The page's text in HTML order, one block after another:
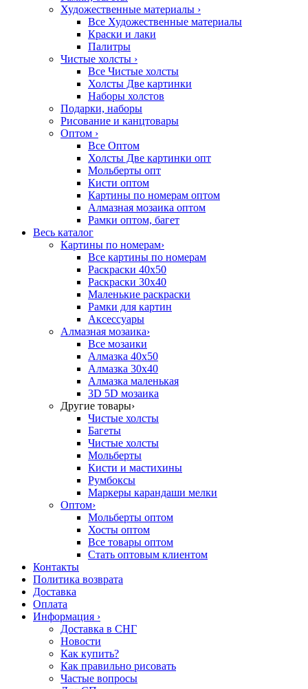
Художественные материалы ›
Все Художественные материалы
Краски и лаки
Палитры
Чистые холсты ›
Все Чистые холсты
Холсты Две картинки
Наборы холстов
Подарки, наборы
Рисование и канцтовары
Оптом ›
Все Оптом
Холсты Две картинки опт
Мольберты опт
Кисти оптом
Картины по номерам оптом
Алмазная мозаика оптом
Рамки оптом, багет
Весь каталог
Картины по номерам›
Все картины по номерам
Раскраски 40х50
Раскраски 30х40
Маленькие раскраски
Рамки для картин
Аксессуары
Алмазная мозаика›
Все мозаики
Алмазка 40х50
Алмазка 30х40
Алмазка маленькая
3D 5D мозаика
Другие товары›
Чистые холсты
Багеты
Чистые холсты
Мольберты
Кисти и мастихины
Румбоксы
Маркеры карандаши мелки
Оптом›
Мольберты оптом
Хосты оптом
Все товары оптом
Стать оптовым клиентом
Контакты
Политика возврата
Доставка
Оплата
Информация ›
Доставка в СНГ
Новости
Как купить?
Как правильно рисовать
Частые вопросы